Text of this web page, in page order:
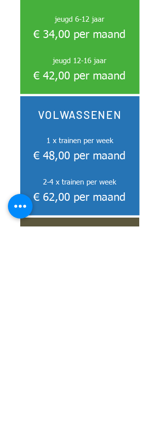
jeugd 6-12 jaar
€ 34,00 per maand
jeugd 12-16 jaar
€ 42,00 per maand
VOLWASSENEN
1 x trainen per week
€ 48,00 per maand
2-4 x trainen per week
€ 62,00 per maand